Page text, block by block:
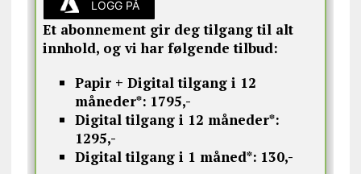
LOGG PÅ
Et abonnement gir deg tilgang til alt
innhold, og vi har følgende tilbud:
Papir + Digital tilgang i 12
måneder*: 1795,-
Digital tilgang i 12 måneder*:
1295,-
Digital tilgang i 1 måned*: 130,-